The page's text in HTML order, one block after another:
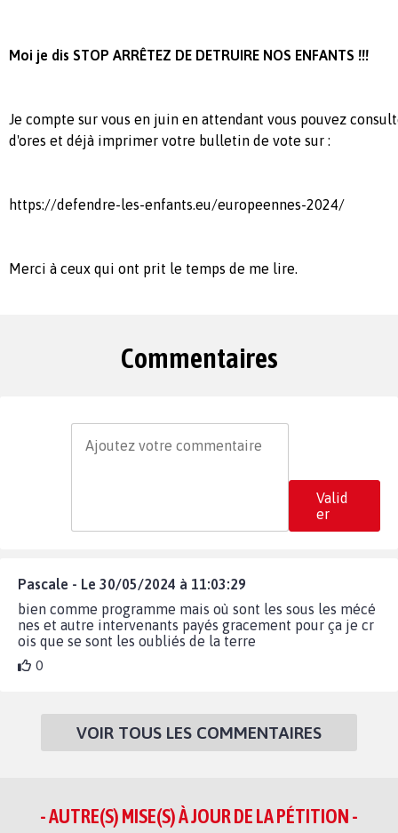
Moi je dis STOP ARRÊTEZ DE DETRUIRE NOS ENFANTS !!!
Je compte sur vous en juin en attendant vous pouvez
d'ores et déjà imprimer votre bulletin de vote sur :
https://defendre-les-enfants.eu/europeennes-2024/
Merci à ceux qui ont prit le temps de me lire.
Commentaires
Valid
er
Pascale - Le 30/05/2024 à 11:03:29
bien comme programme mais où sont les sous les mécé
nes et autre intervenants payés gracement pour ça je cr
ois que se sont les oubliés de la terre
0
VOIR TOUS LES COMMENTAIRES
- AUTRE(S) MISE(S) À JOUR DE LA PÉTITION -